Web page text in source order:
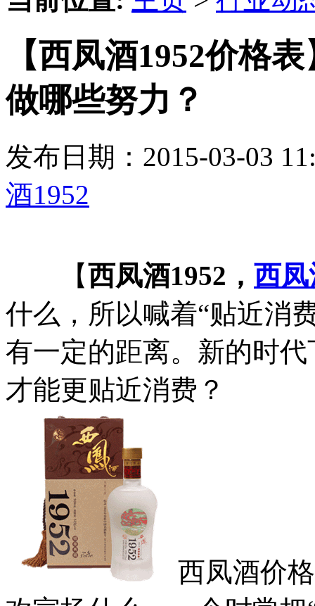
【西凤酒1952价格
做哪些努力？
发布日期：2015-03-03
酒1952
【西凤酒1952， 西
什么，所以喊着“贴近消
有一定的距离。新的时
才能更贴近消费？
西凤酒价